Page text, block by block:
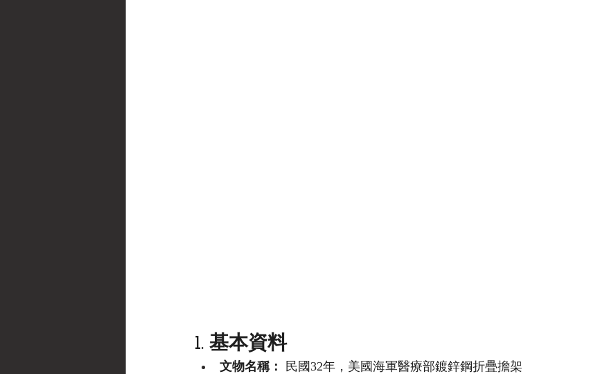
1. 基本資料
文物名稱：
民國32年，美國海軍醫療部鍍鋅鋼折疊擔架